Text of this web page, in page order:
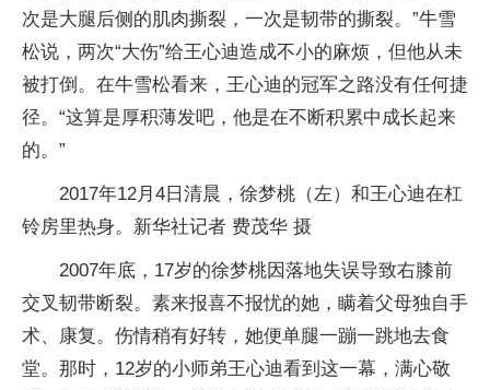
次是大腿后侧的肌肉撕裂，一次是韧带的撕裂。”牛雪
松说，两次“大伤”给王心迪造成不小的麻烦，但他从未
被打倒。在牛雪松看来，王心迪的冠军之路没有任何捷
径。“这算是厚积薄发吧，他是在不断积累中成长起来
的。”
2017年12月4日清晨，徐梦桃（左）和王心迪在杠
铃房里热身。新华社记者 费茂华 摄
2007年底，17岁的徐梦桃因落地失误导致右膝前
交叉韧带断裂。素来报喜不报忧的她，瞒着父母独自手
术、康复。伤情稍有好转，她便单腿一蹦一跳地去食
堂。那时，12岁的小师弟王心迪看到这一幕，满心敬